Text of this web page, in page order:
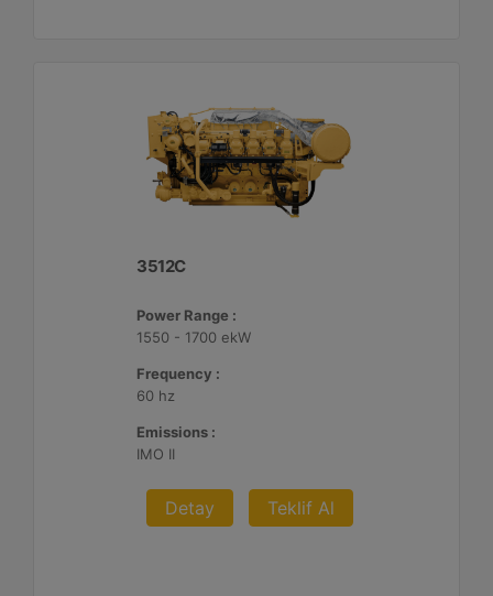
3512C
Power Range :
1550 - 1700 ekW
Frequency :
60 hz
Emissions :
IMO II
Detay Teklif Al